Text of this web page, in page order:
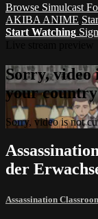
Browse Simulcast
AKIBA ANIME
Start Watching
Sorry,
your country
Sorry, video is not
der
Assassination